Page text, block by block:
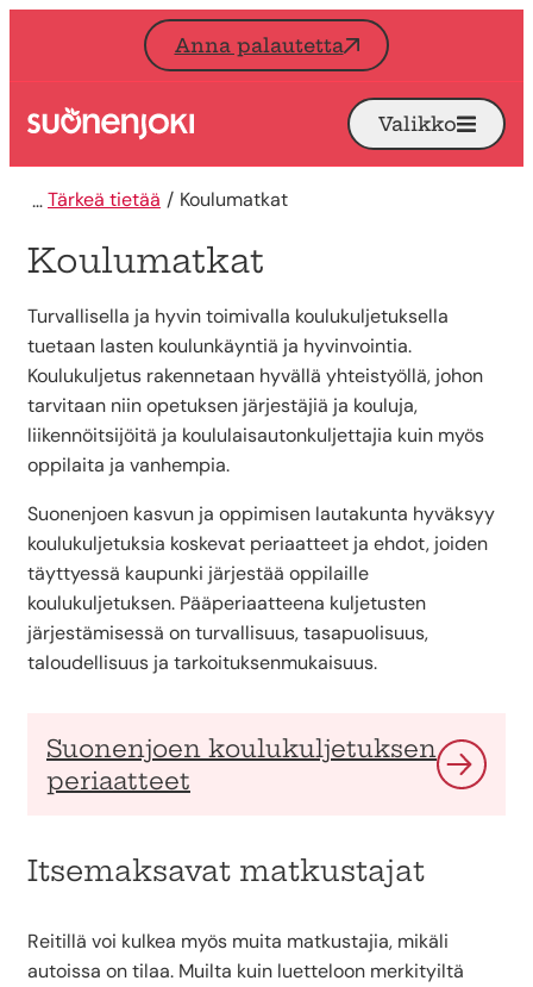
Siirry sisältöön
Anna palautetta
Etusivu Avaa
Valikko
Tärkeä tietää Koulumatkat
Koulumatkat
Turvallisella ja hyvin toimivalla koulukuljetuksella
tuetaan lasten koulunkäyntiä ja hyvinvointia.
Koulukuljetus rakennetaan hyvällä yhteistyöllä, johon
tarvitaan niin opetuksen järjestäjiä ja kouluja,
liikennöitsijöitä ja koululaisautonkuljettajia kuin myös
oppilaita ja vanhempia.
Suonenjoen kasvun ja oppimisen lautakunta hyväksyy
koulukuljetuksia koskevat periaatteet ja ehdot, joiden
täyttyessä kaupunki järjestää oppilaille
koulukuljetuksen. Pääperiaatteena kuljetusten
järjestämisessä on turvallisuus, tasapuolisuus,
taloudellisuus ja tarkoituksenmukaisuus.
Suonenjoen koulukuljetuksen
periaatteet
Itsemaksavat matkustajat
Reitillä voi kulkea myös muita matkustajia, mikäli
autoissa on tilaa. Muilta kuin luetteloon merkityiltä